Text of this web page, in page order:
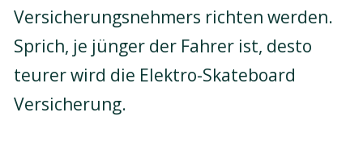
Versicherungsnehmers richten werden.
Sprich, je jünger der Fahrer ist, desto
teurer wird die Elektro-Skateboard
Versicherung.